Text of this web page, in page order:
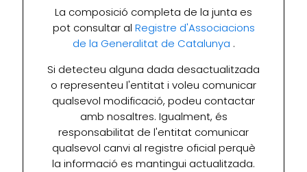
La composició completa de la junta es
pot consultar al Registre d'Associacions
de la Generalitat de Catalunya .
Si detecteu alguna dada desactualitzada
o representeu l'entitat i voleu comunicar
qualsevol modificació, podeu contactar
amb nosaltres. Igualment, és
responsabilitat de l'entitat comunicar
qualsevol canvi al registre oficial perquè
la informació es mantingui actualitzada.